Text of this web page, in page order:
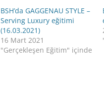
BSH’da GAGGENAU STYLE –
Serving Luxury eğitimi
(16.03.2021)
16 Mart 2021
"Gerçekleşen Eğitim" içinde